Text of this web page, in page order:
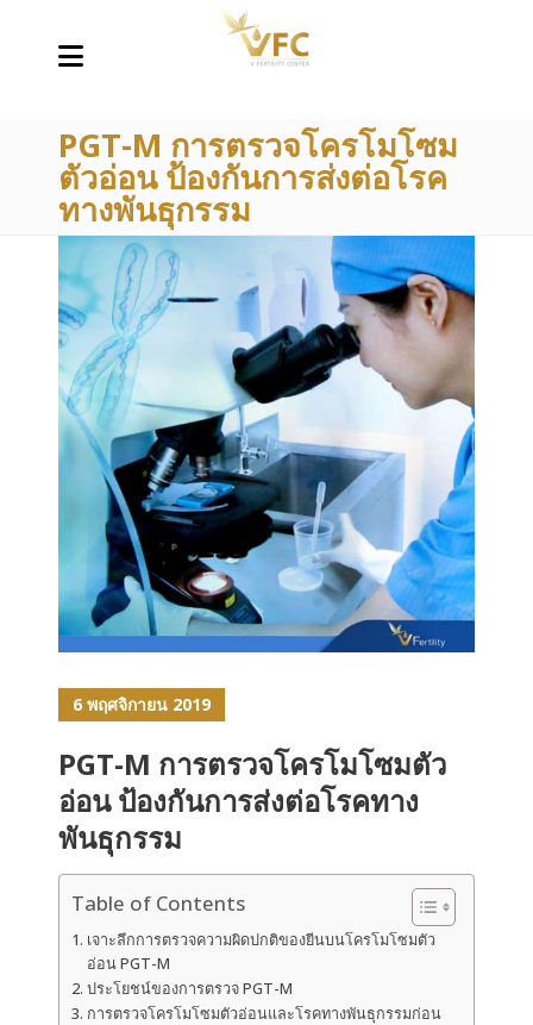
PGT-M การตรวจโครโมโซม
ตัวอ่อน ป้องกันการส่งต่อโรค
ทางพันธุกรรม
6 พฤศจิกายน 2019
PGT-M การตรวจโครโมโซมตัว
อ่อน ป้องกันการส่งต่อโรคทาง
พันธุกรรม
Table of Contents
เจาะลึกการตรวจความผิดปกติของยีนบนโครโมโซมตัว
อ่อน PGT-M
ประโยชน์ของการตรวจ PGT-M
การตรวจโครโมโซมตัวอ่อนและโรคทางพันธุกรรมก่อน